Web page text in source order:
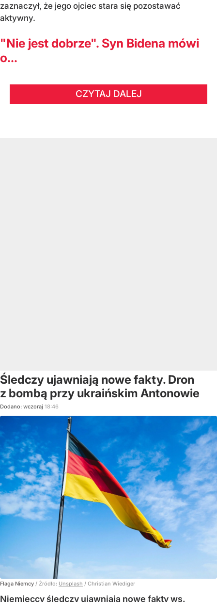
zaznaczył, że jego ojciec stara się pozostawać
aktywny.
"Nie jest dobrze". Syn Bidena mówi
o...
CZYTAJ DALEJ
Śledczy ujawniają nowe fakty. Dron
z bombą przy ukraińskim Antonowie
Dodano: wczoraj 18:46
Flaga Niemcy / Źródło: Unsplash / Christian Wiediger
Niemieccy śledczy ujawniają nowe fakty ws.